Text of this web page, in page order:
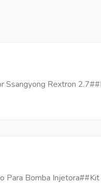
Rextron
Bomba